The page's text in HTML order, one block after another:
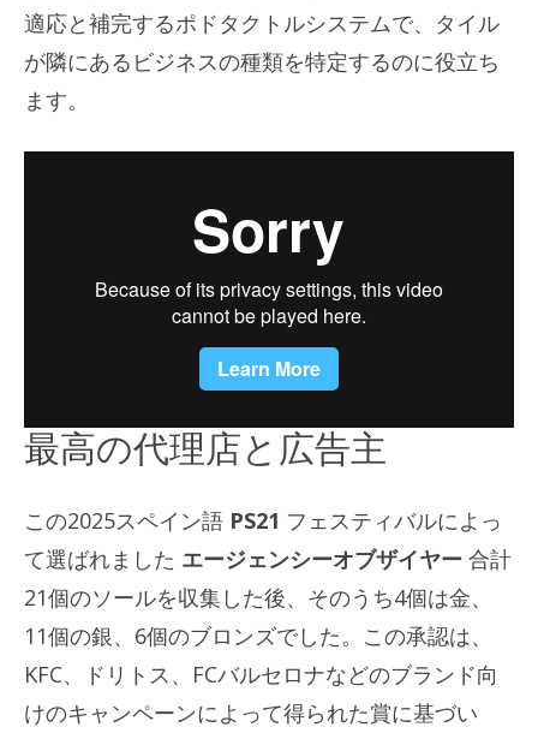
適応と補完するポドタクトルシステムで、タイル
が隣にあるビジネスの種類を特定するのに役立ち
ます。
最高の代理店と広告主
この2025スペイン語 PS21 フェスティバルによっ
て選ばれました エージェンシーオブザイヤー 合計
21個のソールを収集した後、そのうち4個は金、
11個の銀、6個のブロンズでした。この承認は、
KFC、ドリトス、FCバルセロナなどのブランド向
けのキャンペーンによって得られた賞に基づい